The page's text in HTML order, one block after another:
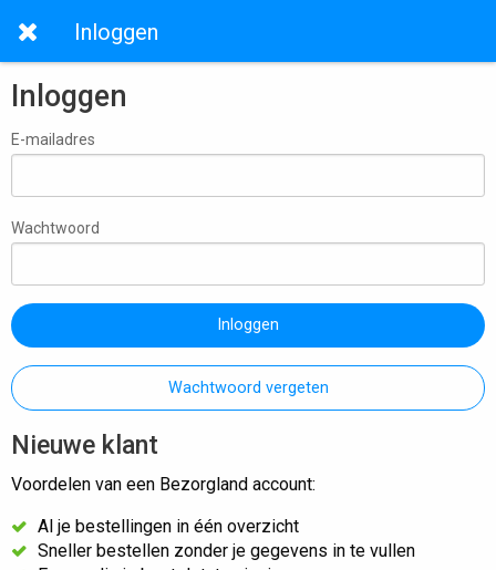
Inloggen
Inloggen
E-mailadres
Wachtwoord
Inloggen
Wachtwoord vergeten
Nieuwe klant
Voordelen van een Bezorgland account:
Al je bestellingen in één overzicht
Sneller bestellen zonder je gegevens in te vullen